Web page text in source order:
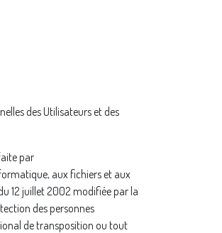
des Utilisateurs et des
par
aux fichiers et aux
12 juillet 2002 modifiée par la
des personnes
de transposition ou tout